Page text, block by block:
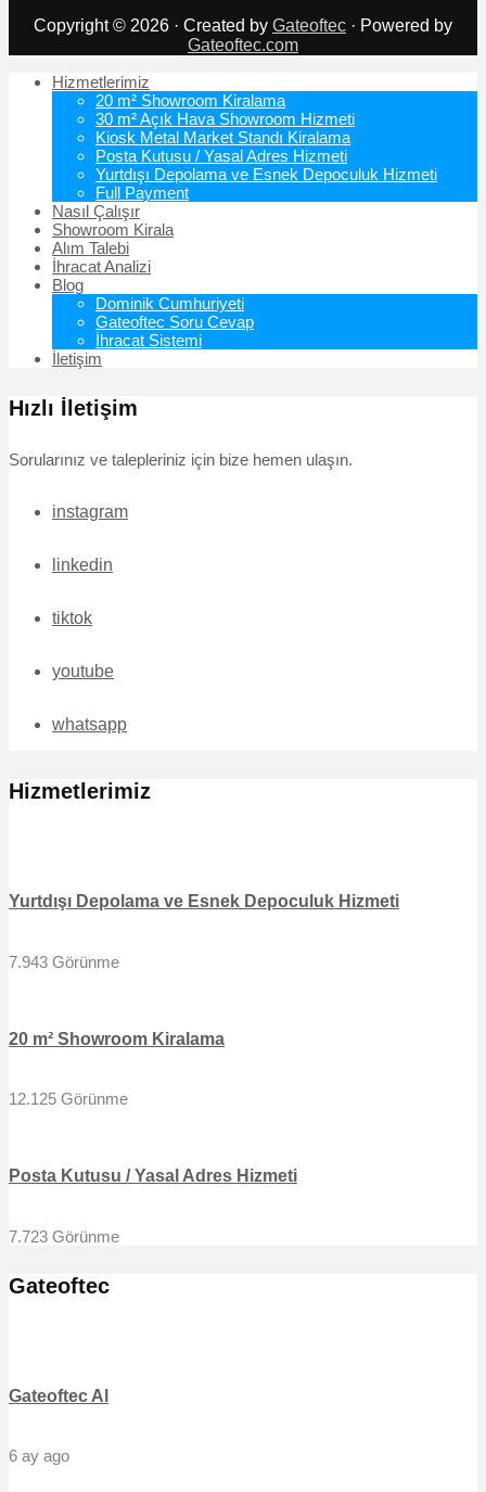
Copyright © 2026 · Created by Gateoftec · Powered by
Gateoftec.com
Hizmetlerimiz
20 m² Showroom Kiralama
30 m² Açık Hava Showroom Hizmeti
Kiosk Metal Market Standı Kiralama
Posta Kutusu / Yasal Adres Hizmeti
Yurtdışı Depolama ve Esnek Depoculuk Hizmeti
Full Payment
Nasıl Çalışır
Showroom Kirala
Alım Talebi
İhracat Analizi
Blog
Dominik Cumhuriyeti
Gateoftec Soru Cevap
İhracat Sistemi
İletişim
Hızlı İletişim
Sorularınız ve talepleriniz için bize hemen ulaşın.
instagram
linkedin
tiktok
youtube
whatsapp
Hizmetlerimiz
Yurtdışı Depolama ve Esnek Depoculuk Hizmeti
7.943 Görünme
20 m² Showroom Kiralama
12.125 Görünme
Posta Kutusu / Yasal Adres Hizmeti
7.723 Görünme
Gateoftec
Gateoftec Al
6 ay ago